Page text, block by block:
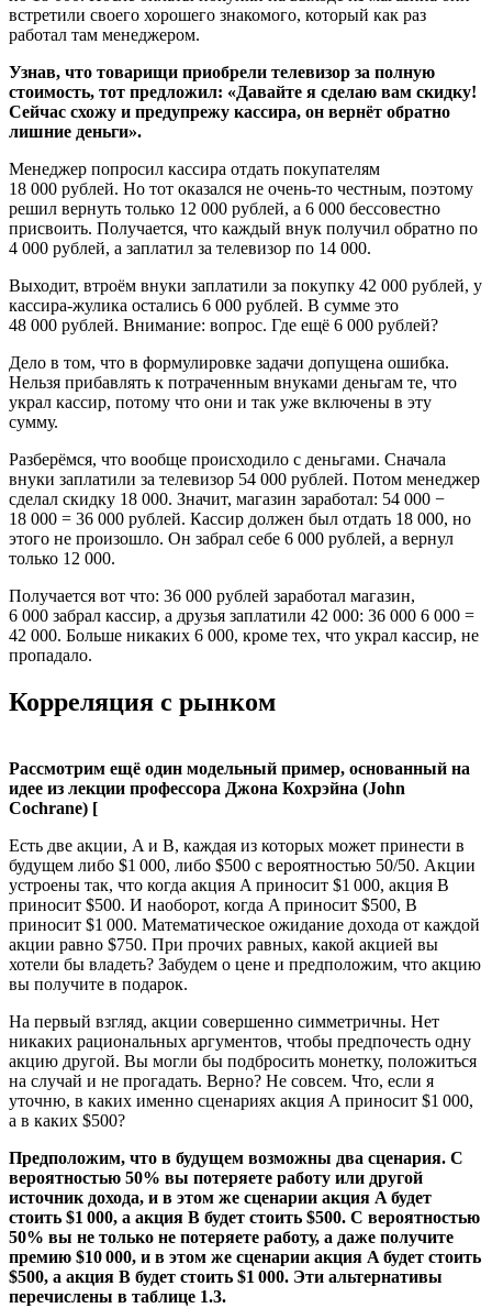
встретили своего хорошего знакомого, который как раз
работал там менеджером.
Узнав, что товарищи приобрели телевизор за полную
стоимость, тот предложил: «Давайте я сделаю вам скидку!
Сейчас схожу и предупрежу кассира, он вернёт обратно
лишние деньги».
Менеджер попросил кассира отдать покупателям
18 000 рублей. Но тот оказался не очень‑то честным, поэтому
решил вернуть только 12 000 рублей, а 6 000 бессовестно
присвоить. Получается, что каждый внук получил обратно по
4 000 рублей, а заплатил за телевизор по 14 000.
Выходит, втроём внуки заплатили за покупку 42 000 рублей, у
кассира‑жулика остались 6 000 рублей. В сумме это
48 000 рублей. Внимание: вопрос. Где ещё 6 000 рублей?
Дело в том, что в формулировке задачи допущена ошибка.
Нельзя прибавлять к потраченным внуками деньгам те, что
украл кассир, потому что они и так уже включены в эту
сумму.
Разберёмся, что вообще происходило с деньгами. Сначала
внуки заплатили за телевизор 54 000 рублей. Потом менеджер
сделал скидку 18 000. Значит, магазин заработал: 54 000 −
18 000 = 36 000 рублей. Кассир должен был отдать 18 000, но
этого не произошло. Он забрал себе 6 000 рублей, а вернул
только 12 000.
Получается вот что: 36 000 рублей заработал магазин,
6 000 забрал кассир, а друзья заплатили 42 000: 36 000 6 000 =
42 000. Больше никаких 6 000, кроме тех, что украл кассир, не
пропадало.
Корреляция с рынком
Рассмотрим ещё один модельный пример, основанный на
идее из лекции профессора Джона Кохрэйна (John
Cochrane) [
Есть две акции, A и B, каждая из которых может принести в
будущем либо $1 000, либо $500 с вероятностью 50/50. Акции
устроены так, что когда акция A приносит $1 000, акция B
приносит $500. И наоборот, когда A приносит $500, B
приносит $1 000. Математическое ожидание дохода от каждой
акции равно $750. При прочих равных, какой акцией вы
хотели бы владеть? Забудем о цене и предположим, что акцию
вы получите в подарок.
На первый взгляд, акции совершенно симметричны. Нет
никаких рациональных аргументов, чтобы предпочесть одну
акцию другой. Вы могли бы подбросить монетку, положиться
на случай и не прогадать. Верно? Не совсем. Что, если я
уточню, в каких именно сценариях акция A приносит $1 000,
а в каких $500?
Предположим, что в будущем возможны два сценария. С
вероятностью 50% вы потеряете работу или другой
источник дохода, и в этом же сценарии акция A будет
стоить $1 000, а акция B будет стоить $500. С вероятностью
50% вы не только не потеряете работу, а даже получите
премию $10 000, и в этом же сценарии акция A будет стоить
$500, а акция B будет стоить $1 000. Эти альтернативы
перечислены в таблице 1.3.